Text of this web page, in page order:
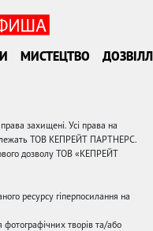
МИСТЕЦТВО
захищені. Усі права на
ТОВ КЕПРЕЙТ ПАРТНЕРС.
дозволу ТОВ «КЕПРЕЙТ
ресурсу гіперпосилання на
творів та/або